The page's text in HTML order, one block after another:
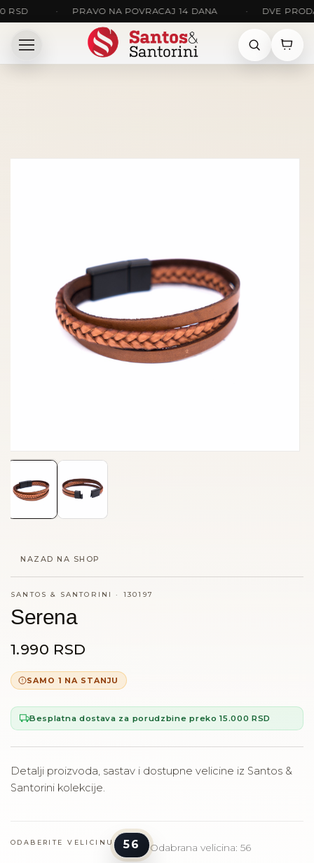
• PRAVO NA POVRACAJ 14 DANA DVE
NAZAD NA SHOP
SANTOS & SANTORINI · 130197
Serena
1.990 RSD
SAMO 1 NA STANJU
Besplatna dostava za porudzbine preko 15.000 RSD
Detalji proizvoda, sastav i dostupne velicine iz Santos &
Santorini kolekcije.
ODABERITE VELICINU 56 Odabrana velicina: 56